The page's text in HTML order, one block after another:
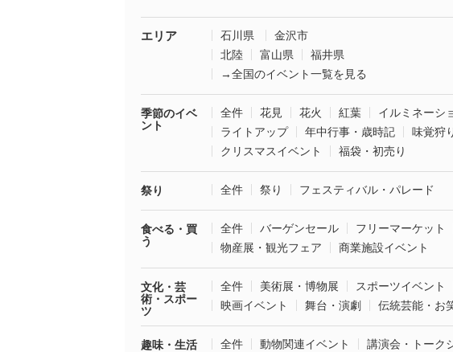
エリア 石川県
金沢市
北陸
富山県
福井県
→全国のイベント一覧を見る
季節のイベ
ント
全件 花見 花火 紅葉 イルミネーシ
ライトアップ
年中行事・歳時記
味覚狩
クリスマスイベント
福袋・初売り
祭り 全件 祭り フェスティバル・パレード
食べる・買
う
全件 バーゲンセール フリーマーケット
物産展・観光フェア
商業施設イベント
文化・芸
術・スポー
ツ
全件 美術展・博物展 スポーツイベント
映画イベント
舞台・演劇 伝統芸能・お
趣味・生活 全件 動物関連イベント 講演会・トーク